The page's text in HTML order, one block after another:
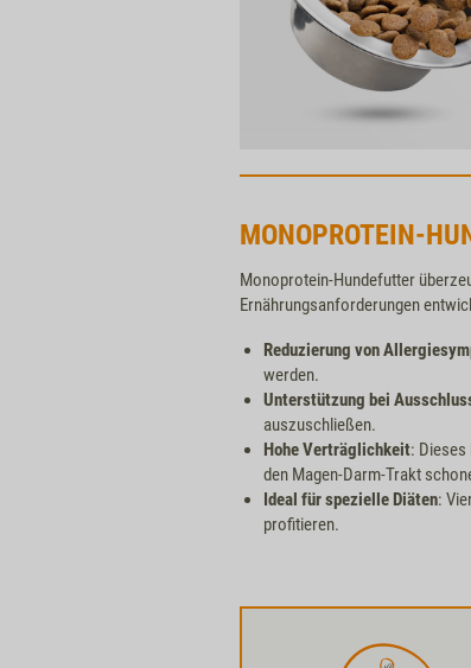
MONOPROTEIN-
Monoprotein-Hundefutter
Ernährungsanforderungen
Reduzierung von
werden.
Unterstützung bei
auszuschließen.
Hohe Verträglichkeit:
den Magen-Darm-Trakt
Ideal für spezielle Diäten:
profitieren.